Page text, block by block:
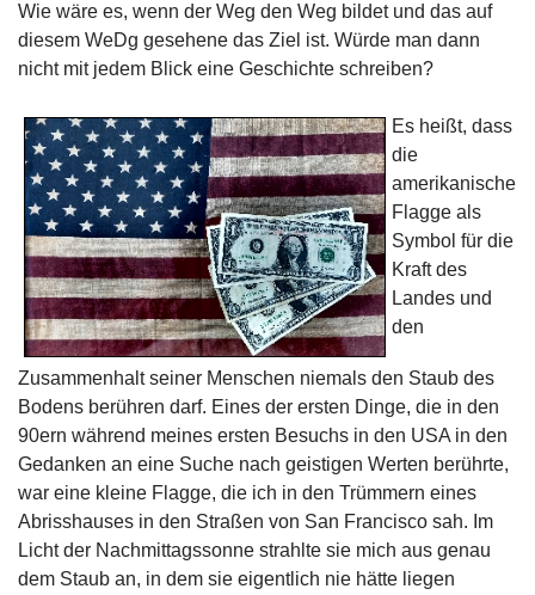
Wie wäre es, wenn der Weg den Weg bildet und das auf
diesem WeDg gesehene das Ziel ist. Würde man dann
nicht mit jedem Blick eine Geschichte schreiben?
Es heißt, dass
die
amerikanische
Flagge als
Symbol für die
Kraft des
Landes und
den
Zusammenhalt seiner Menschen niemals den Staub des
Bodens berühren darf. Eines der ersten Dinge, die in den
90ern während meines ersten Besuchs in den USA in den
Gedanken an eine Suche nach geistigen Werten berührte,
war eine kleine Flagge, die ich in den Trümmern eines
Abrisshauses in den Straßen von San Francisco sah. Im
Licht der Nachmittagssonne strahlte sie mich aus genau
dem Staub an, in dem sie eigentlich nie hätte liegen